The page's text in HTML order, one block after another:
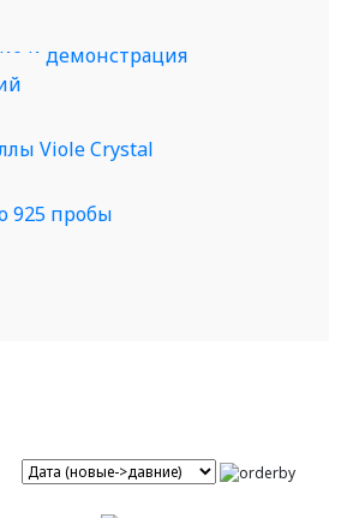
и демонстрация
Viole Crystal
925 пробы